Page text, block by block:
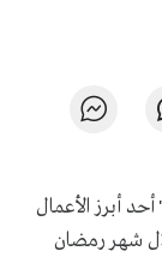
السعودي " ستوديو ٢٢" أحد أبرز الأعمال
شهر رمضان